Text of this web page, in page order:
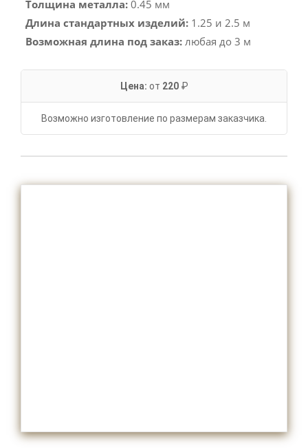
Толщина металла: 0.45 мм
Длина стандартных изделий: 1.25 и 2.5 м
Возможная длина под заказ: любая до 3 м
Цена: от 220₽
Возможно изготовление по размерам заказчика.